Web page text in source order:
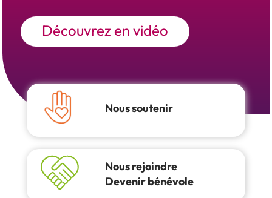
Découvrez en vidéo
Nous soutenir
Nous rejoindre
Devenir bénévole